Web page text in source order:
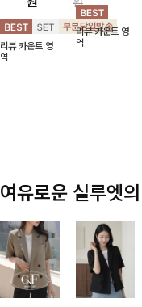
핏 반바지가 함
께 구성된 세트
아이템으로, 편
안하면서도 캐주
얼한 꾸안꾸룩을
원
리뷰 카운트 영
역
포인트와 금장으
로 고급스러움도
놓치지 말아요♥
리뷰 카운트 영
역
여유로운 실루엣